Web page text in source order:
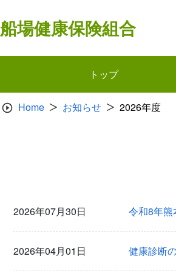
船場健康保険組合
トップ
Home お知らせ 2026年度
2026年07月30日 令和8年
2026年04月01日 健康診断